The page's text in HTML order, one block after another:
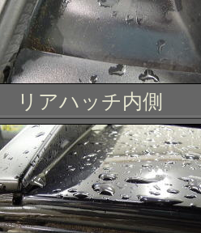
リアハッチ内側